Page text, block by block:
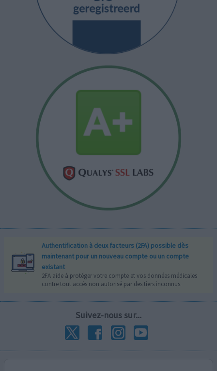
Authentification à deux facteurs (2FA) possible dès
maintenant pour un nouveau compte ou un compte
existant
2FA aide à protéger votre compte et vos données médicales
contre tout accès non autorisé par des tiers inconnus.
Suivez-nous sur...